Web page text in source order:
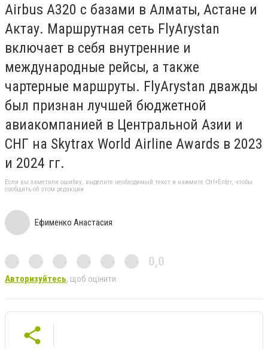
Airbus A320 с базами в Алматы, Астане и
Актау. Маршрутная сеть FlyArystan
включает в себя внутренние и
международные рейсы, а также
чартерные маршруты. FlyArystan дважды
был признан лучшей бюджетной
авиакомпанией в Центральной Азии и
СНГ на Skytrax World Airline Awards в 2023
и 2024 гг.
Если вы заметили ошибку, выделите необходимый текст и нажмите Ctrl+Enter, чтобы
сообщить об этом редакции
Ефименко Анастасия
0,0
Авторизуйтесь, щоб оцінити